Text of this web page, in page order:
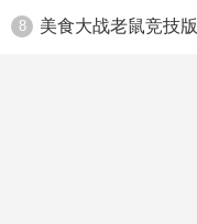
8 美食大战老鼠竞技版